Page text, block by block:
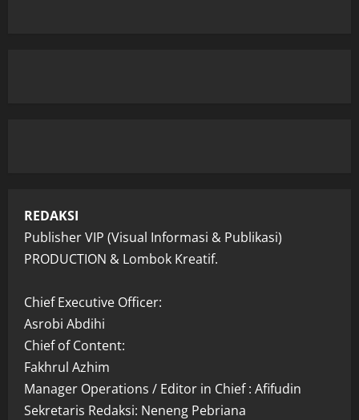
REDAKSI
Publisher VIP (Visual Informasi & Publikasi)
PRODUCTION & Lombok Kreatif.
Chief Executive Officer:
Asrobi Abdihi
Chief of Content:
Fakhrul Azhim
Manager Operations / Editor in Chief : Afifudin
Sekretaris Redaksi: Neneng Pebriana